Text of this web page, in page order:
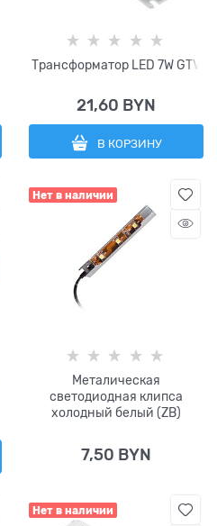
Трансформатор LED 7W GTV
21,60 BYN
В КОРЗИНУ
Нет в наличии
Металическая
светодиодная клипса
холодный белый (ZB)
7,50 BYN
Нет в наличии